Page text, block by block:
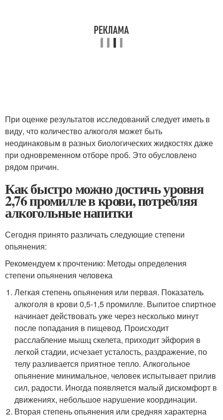
При оценке результатов исследований следует иметь в
виду, что количество алкоголя может быть
неодинаковым в разных биологических жидкостях даже
при одновременном отборе проб. Это обусловлено
рядом причин.
Как быстро можно достичь уровня
2,76 промилле в крови, потребляя
алкогольные напитки
Сегодня принято различать следующие степени
опьянения:
Рекомендуем к прочтению: Методы определения
степени опьянения человека
Легкая степень опьянения или первая. Показатель
алкоголя в крови 0,5-1,5 промилле. Выпитое спиртное
начинает действовать уже через несколько минут
после попадания в пищевод. Происходит
расслабление мышц скелета, приходит эйфория в
легкой стадии, исчезает усталость, раздражение, по
телу разливается приятное тепло. Алкогольное
опьянение минимальное, человек испытывает прилив
сил, радости. Иногда появляется малый дискомфорт в
движениях, небольшое нарушение координации.
Вторая степень опьянения или средняя характерна